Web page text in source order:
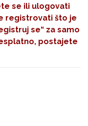
se ili ulogovati
registrovati što je
se“ za samo
postajete